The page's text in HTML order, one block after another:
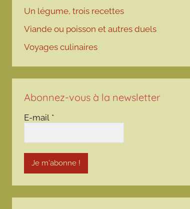
Un légume, trois recettes
Viande ou poisson et autres duels
Voyages culinaires
Abonnez-vous à la newsletter
E-mail *